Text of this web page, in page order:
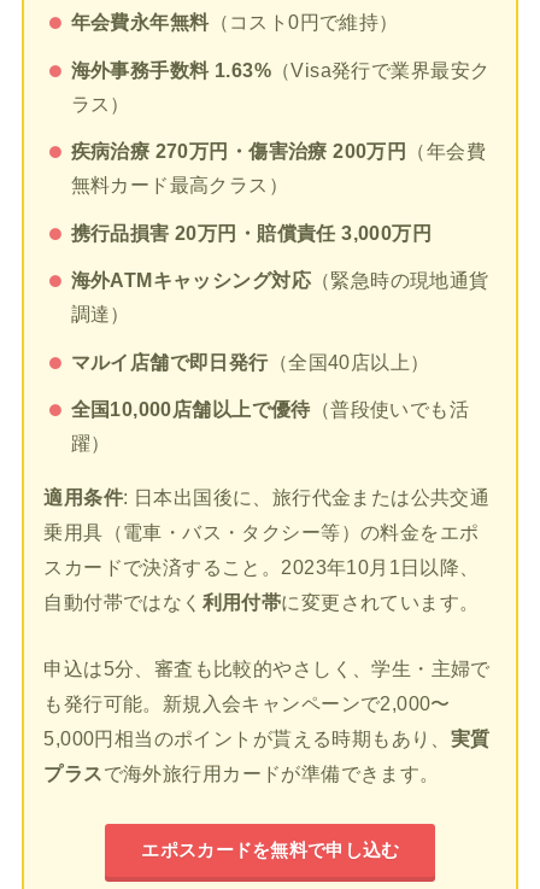
年会費永年無料 （コスト0円で維持）
海外事務手数料 1.63%（Visa発行で業界最安ク
ラス）
疾病治療 270万円・傷害治療 200万円
（年会費
無料カード最高クラス）
携行品損害 20万円・賠償責任 3,000万円
海外ATMキャッシング対応（緊急時の現地通貨
調達）
マルイ店舗で即日発行（全国40店以上）
全国10,000店舗以上で優待 （普段使いでも活
躍）
適用条件: 日本出国後に、旅行代金または公共交通
乗用具（電車・バス・タクシー等）の料金をエポ
スカードで決済すること。2023年10月1日以降、
自動付帯ではなく 利用付帯に変更されています。
申込は5分、審査も比較的やさしく、学生・主婦で
も発行可能。新規入会キャンペーンで2,000〜
5,000円相当のポイントが貰える時期もあり、 実質
プラスで海外旅行用カードが準備できます。
エポスカードを無料で申し込む